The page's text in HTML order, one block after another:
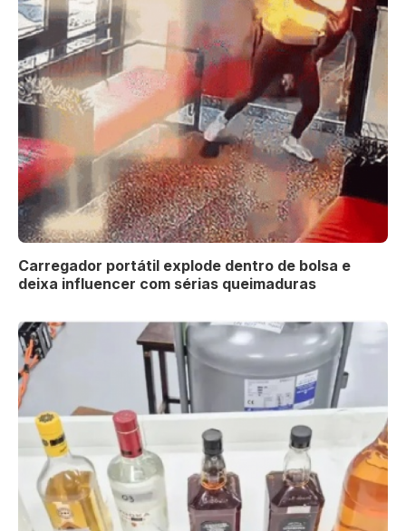
Carregador portátil explode dentro de bolsa e
deixa influencer com sérias queimaduras